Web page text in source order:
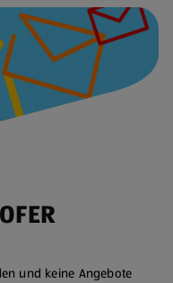
und keine Angebote